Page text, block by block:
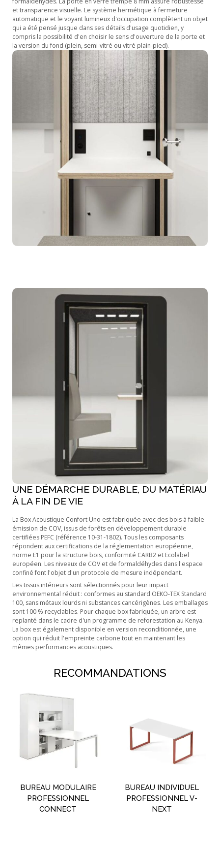
et transparence visuelle. Le système hermétique à fermeture
automatique et le voyant lumineux d'occupation complètent un objet
qui a été pensé jusque dans ses détails d'usage quotidien, y
compris la possibilité d'en choisir le sens d'ouverture de la porte et
la version du fond (plein, semi-vitré ou vitré plain-pied).
UNE DÉMARCHE DURABLE, DU MATÉRIAU
À LA FIN DE VIE
La Box Acoustique Confort Uno est fabriquée avec des bois à faible
émission de COV, issus de forêts en développement durable
certifiées PEFC (référence 10-31-1802). Tous les composants
répondent aux certifications de la réglementation européenne,
norme E1 pour la structure bois, conformité CARB2 et Ecolabel
européen. Les niveaux de COV et de formaldéhydes dans l'espace
confiné font l'objet d'un protocole de mesure indépendant.
Les tissus intérieurs sont sélectionnés pour leur impact
environnemental réduit : conformes au standard OEKO-TEX Standard
100, sans métaux lourds ni substances cancérigènes. Les emballages
sont 100 % recyclables. Pour chaque box fabriquée, un arbre est
replanté dans le cadre d'un programme de reforestation au Kenya.
La box est également disponible en version reconditionnée, une
option qui réduit l'empreinte carbone tout en maintenant les
mêmes performances acoustiques.
RECOMMANDATIONS
BUREAU MODULAIRE
PROFESSIONNEL
CONNECT
BUREAU INDIVIDUEL
PROFESSIONNEL V-
NEXT